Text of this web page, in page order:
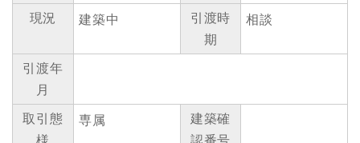
現況 建築中
引渡時
期
相談
引渡年
月
取引態
様
専属
建築確
認番号